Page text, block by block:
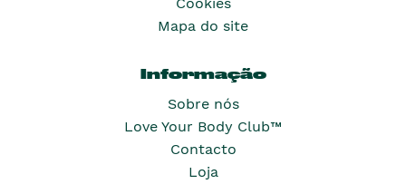
Mapa do site
Informação
Sobre nós
Love Your Body Club™
Contacto
Loja